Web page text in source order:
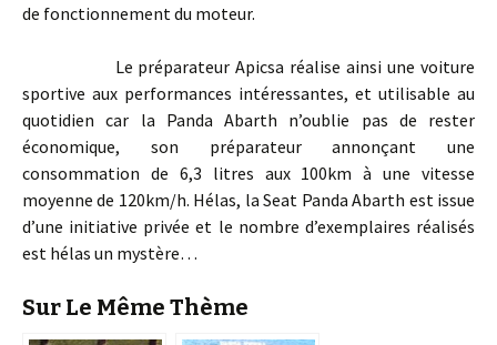
de fonctionnement du moteur.
Le préparateur Apicsa réalise ainsi une voiture
sportive aux performances intéressantes, et utilisable au
quotidien car la Panda Abarth n’oublie pas de rester
économique, son préparateur annonçant une
consommation de 6,3 litres aux 100km à une vitesse
moyenne de 120km/h. Hélas, la Seat Panda Abarth est issue
d’une initiative privée et le nombre d’exemplaires réalisés
est hélas un mystère…
Sur Le Même Thème